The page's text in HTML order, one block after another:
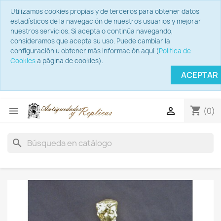
Utilizamos cookies propias y de terceros para obtener datos
estadísticos de la navegación de nuestros usuarios y mejorar
nuestros servicios. Si acepta o continúa navegando,
consideramos que acepta su uso. Puede cambiar la
configuración u obtener más información aquí (Politica de
Cookiesa página de cookies).
ACEPTAR
 shopping_cart (0)

search